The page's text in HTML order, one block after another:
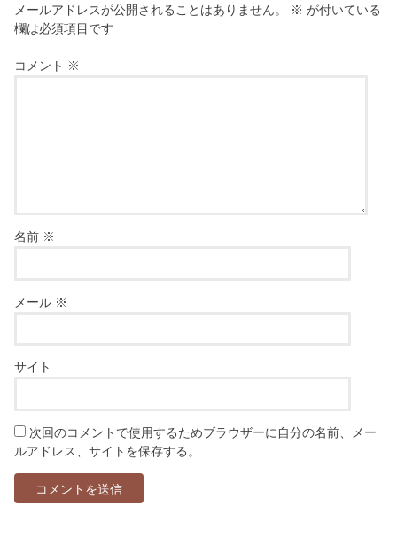
メールアドレスが公開されることはありません。 ※ が付いている
欄は必須項目です
コメント ※
名前 ※
メール ※
サイト
次回のコメントで使用するためブラウザーに自分の名前、メー
ルアドレス、サイトを保存する。